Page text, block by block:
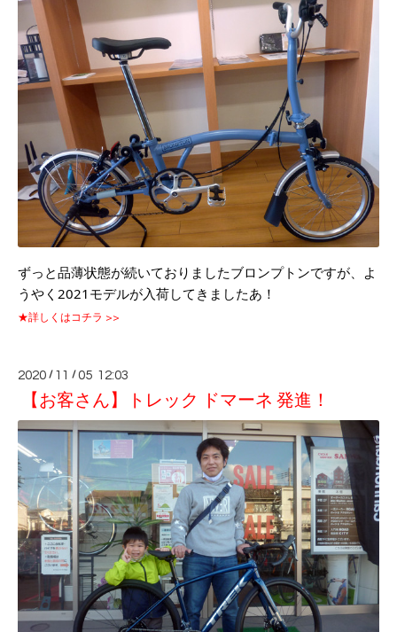
ずっと品薄状態が続いておりましたブロンプトンですが、よ
うやく2021モデルが入荷してきましたあ！
★詳しくはコチラ >>
2020 / 11 /05 12:03
【お客さん】トレック ドマーネ 発進！